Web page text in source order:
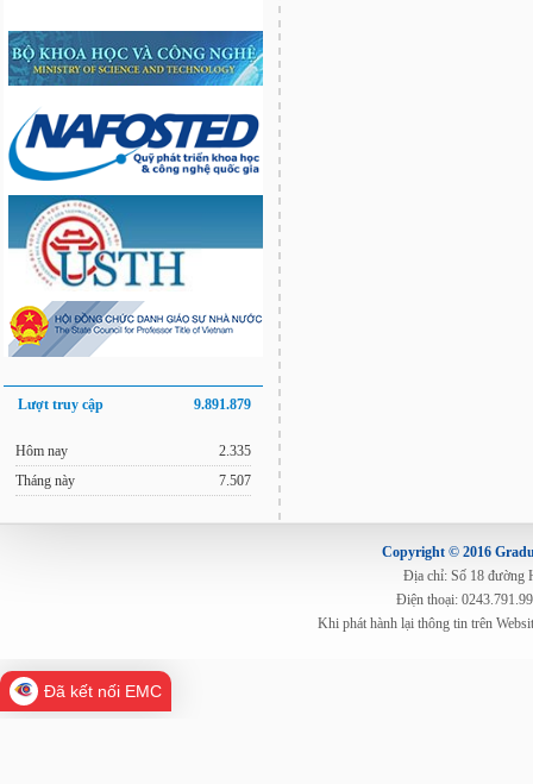
Lượt truy cập 9.891.879
Hôm nay
Tháng này
2.335
7.507
Copyright © 2016
Địa chỉ: Số 18 đường
Điện thoại:
Khi phát hành lại thông tin trên
Đã kết nối EMC